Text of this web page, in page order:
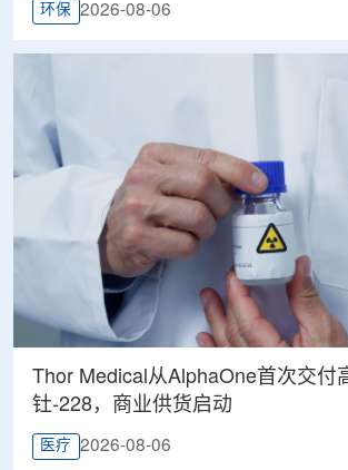
环保 2026-08-06
Thor Medical从AlphaOne首次交付
钍-228，商业供货启动
医疗 2026-08-06